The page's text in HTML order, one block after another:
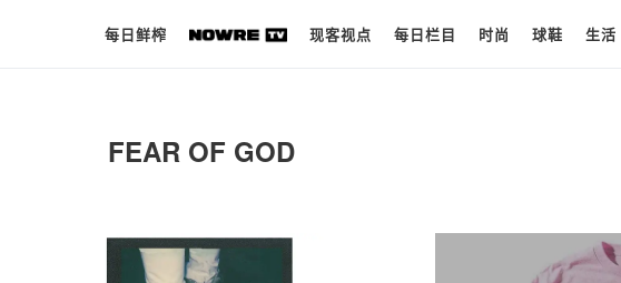
每日鲜榨 现客视点 每日栏目 时尚 球鞋 生活
每日栏目
FEAR OF GOD